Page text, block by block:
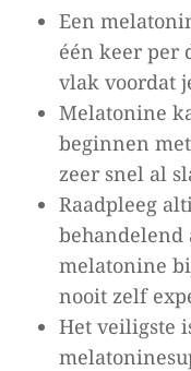
Een
één keer per
vlak voordat
Melatonine
beginnen
zeer snel al
Raadpleeg
behandelend
melatonine
nooit zelf
Het veiligste